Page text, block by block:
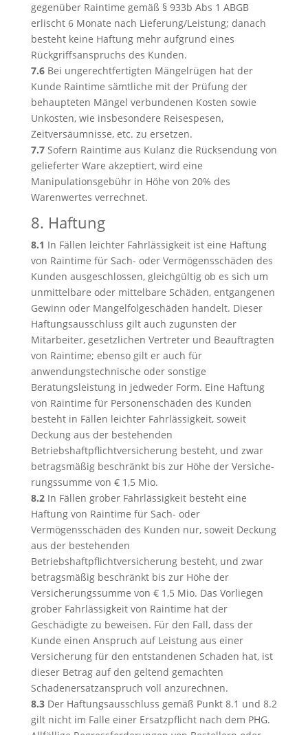
gegenüber Raintime gemäß § 933b Abs 1 ABGB
erlischt 6 Monate nach Lieferung/Leistung; danach
besteht keine Haftung mehr aufgrund eines
Rückgriffsanspruchs des Kunden.
7.6Bei ungerechtfertigten Mängelrügen hat der
Kunde Raintime sämtliche mit der Prüfung der
behaupteten Mängel verbundenen Kosten sowie
Unkosten, wie insbesondere Reisespesen,
Zeitversäumnisse, etc. zu ersetzen.
7.7 Sofern Raintime aus Kulanz die Rücksendung von
gelieferter Ware akzeptiert, wird eine
Manipulationsgebühr in Höhe von 20% des
Warenwertes verrechnet.
8. Haftung
8.1 In Fällen leichter Fahrlässigkeit ist eine Haftung
von Raintime für Sach- oder Vermögensschäden des
Kunden ausgeschlossen, gleichgültig ob es sich um
unmittelbare oder mittelbare Schäden, entgangenen
Gewinn oder Mangelfolgeschäden handelt. Dieser
Haftungsausschluss gilt auch zugunsten der
Mitarbeiter, gesetzlichen Vertreter und Beauftragten
von Raintime; ebenso gilt er auch für
anwendungstechnische oder sonstige
Beratungsleistung in jedweder Form. Eine Haftung
von Raintime für Personenschäden des Kunden
besteht in Fällen leichter Fahrlässigkeit, soweit
Deckung aus der bestehenden
Betriebshaftpflichtversicherung besteht, und zwar
betragsmäßig beschränkt bis zur Höhe der Versiche-
rungssumme von € 1,5 Mio.
8.2In Fällen grober Fahrlässigkeit besteht eine
Haftung von Raintime für Sach- oder
Vermögensschäden des Kunden nur, soweit Deckung
aus der bestehenden
Betriebshaftpflichtversicherung besteht, und zwar
betragsmäßig beschränkt bis zur Höhe der
Versicherungssumme von € 1,5 Mio. Das Vorliegen
grober Fahrlässigkeit von Raintime hat der
Geschädigte zu beweisen. Für den Fall, dass der
Kunde einen Anspruch auf Leistung aus einer
Versicherung für den entstandenen Schaden hat, ist
dieser Betrag auf den geltend gemachten
Schadenersatzanspruch voll anzurechnen.
8.3Der Haftungsausschluss gemäß Punkt 8.1 und 8.2
gilt nicht im Falle einer Ersatzpflicht nach dem PHG.